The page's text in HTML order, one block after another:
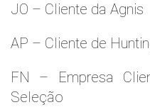
JO – Cliente da Agnis
AP – Cliente de
FN – Empresa
Seleção